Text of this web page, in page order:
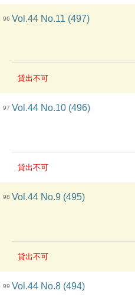
96 Vol.44 No.11 (497)
貸出不可
97 Vol.44 No.10 (496)
貸出不可
98 Vol.44 No.9 (495)
貸出不可
99 Vol.44 No.8 (494)